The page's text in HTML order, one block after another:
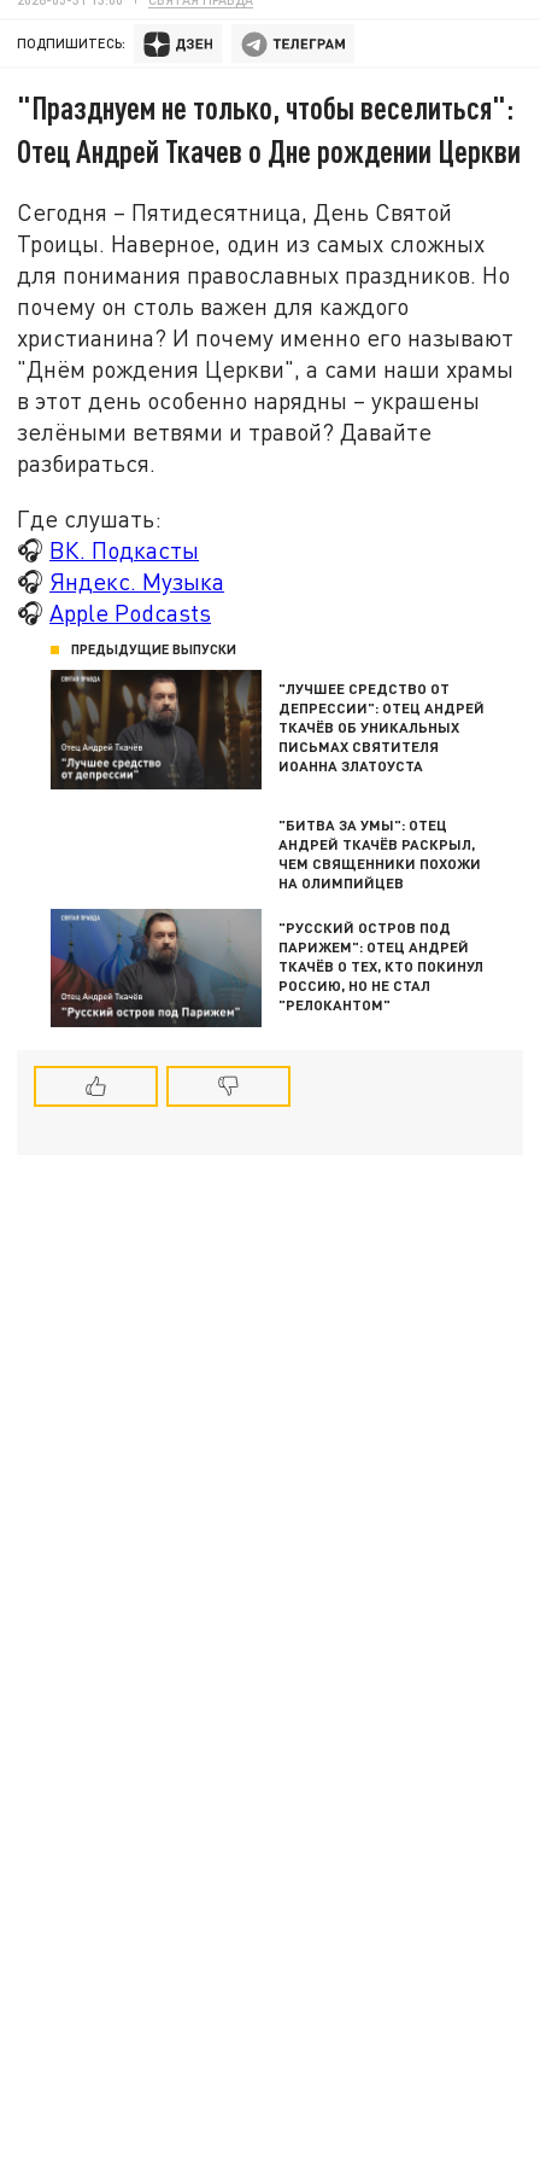
ПОДПИШИТЕСЬ:
"Празднуем не только, чтобы веселиться":
Отец Андрей Ткачев о Дне рождении Церкви
Сегодня – Пятидесятница, День Святой
Троицы. Наверное, один из самых сложных
для понимания православных праздников. Но
почему он столь важен для каждого
христианина? И почему именно его называют
"Днём рождения Церкви", а сами наши храмы
в этот день особенно нарядны – украшены
зелёными ветвями и травой? Давайте
разбираться.
Где слушать:
🎧 ВК. Подкасты
🎧 Яндекс. Музыка
🎧 Apple Podcasts
ПРЕДЫДУЩИЕ ВЫПУСКИ
"ЛУЧШЕЕ СРЕДСТВО ОТ
ДЕПРЕССИИ": ОТЕЦ АНДРЕЙ
ТКАЧЁВ ОБ УНИКАЛЬНЫХ
ПИСЬМАХ СВЯТИТЕЛЯ
ИОАННА ЗЛАТОУСТА
"БИТВА ЗА УМЫ": ОТЕЦ
АНДРЕЙ ТКАЧЁВ РАСКРЫЛ,
ЧЕМ СВЯЩЕННИКИ ПОХОЖИ
НА ОЛИМПИЙЦЕВ
"РУССКИЙ ОСТРОВ ПОД
ПАРИЖЕМ": ОТЕЦ АНДРЕЙ
ТКАЧЁВ О ТЕХ, КТО ПОКИНУЛ
РОССИЮ, НО НЕ СТАЛ
"РЕЛОКАНТОМ"